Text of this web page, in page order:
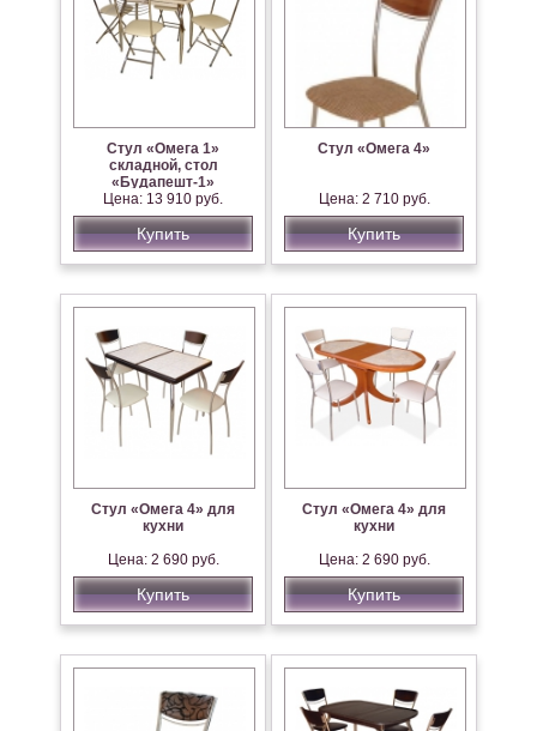
Стул «Омега 1»
складной, стол
«Будапешт-1»
Цена: 13 910 руб.
Купить
Стул «Омега 4»
Цена: 2 710 руб.
Купить
Стул «Омега 4» для
кухни
Цена: 2 690 руб.
Купить
Стул «Омега 4» для
кухни
Цена: 2 690 руб.
Купить